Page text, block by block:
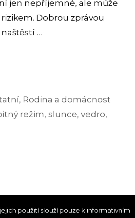
jen nepříjemné, ale může
Dobrou zprávou
…
, Rodina a domácnost
režim,slunce,vedro,
použití slouží pouze k informativním